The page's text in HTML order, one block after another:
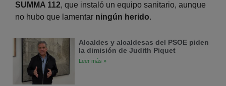
SUMMA 112, que instaló un equipo sanitario, aunque
no hubo que lamentar ningún herido.
Alcaldes y alcaldesas del PSOE piden
la dimisión de Judith Piquet
Leer más »